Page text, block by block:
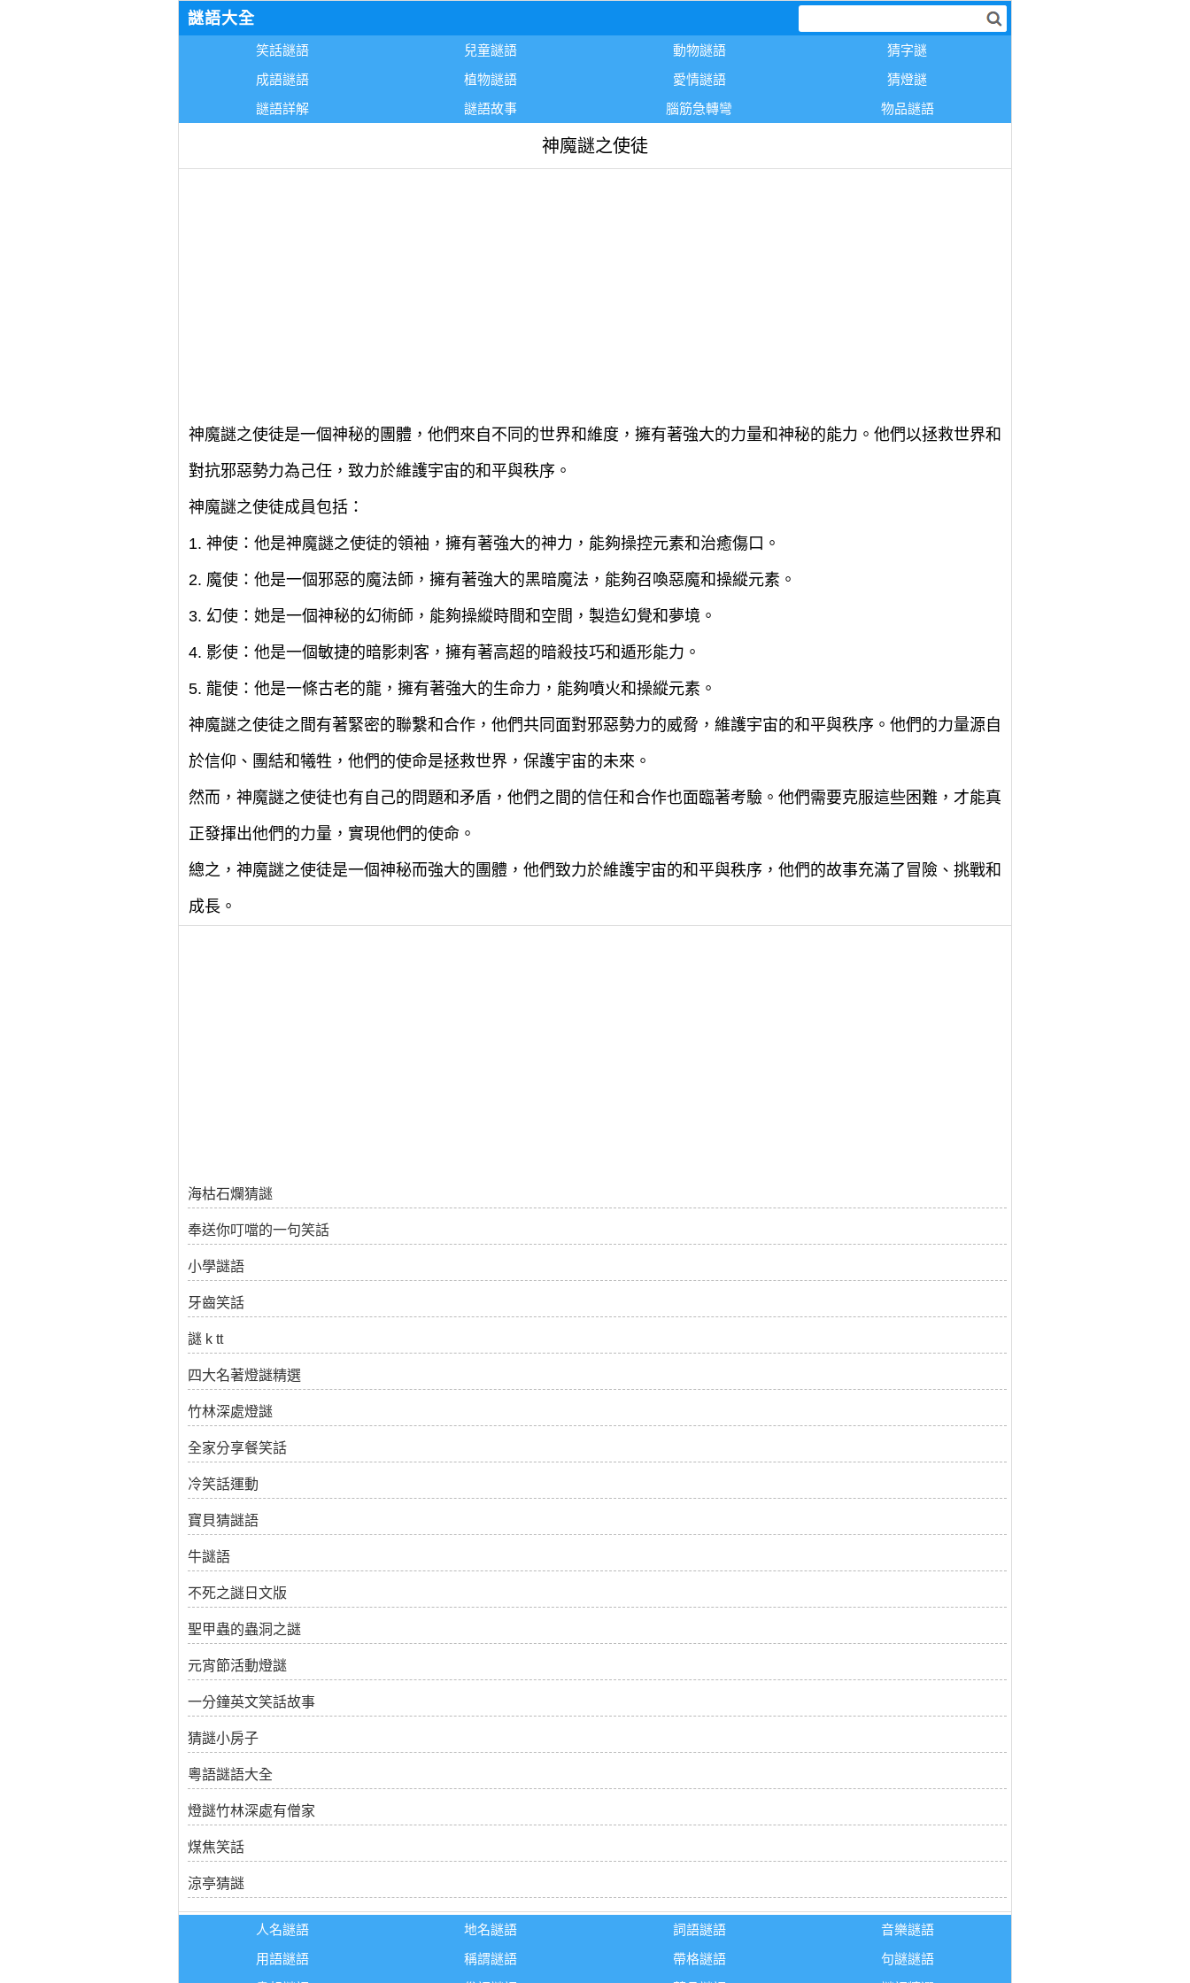
謎語大全
笑話謎語 兒童謎語 動物謎語
猜字謎
成語謎語
植物謎語 愛情謎語
猜燈謎
謎語詳解
謎語故事 腦筋急轉彎 物品謎語
神魔謎之使徒
神魔謎之使徒是一個神秘的團體，他們來自不同的世界和維度，擁有著強大的力量和神秘的能力。他們以拯救世界和
對抗邪惡勢力為己任，致力於維護宇宙的和平與秩序。
神魔謎之使徒成員包括：
1. 神使：他是神魔謎之使徒的領袖，擁有著強大的神力，能夠操控元素和治癒傷口。
2. 魔使：他是一個邪惡的魔法師，擁有著強大的黑暗魔法，能夠召喚惡魔和操縱元素。
3. 幻使：她是一個神秘的幻術師，能夠操縱時間和空間，製造幻覺和夢境。
4. 影使：他是一個敏捷的暗影刺客，擁有著高超的暗殺技巧和遁形能力。
5. 龍使：他是一條古老的龍，擁有著強大的生命力，能夠噴火和操縱元素。
神魔謎之使徒之間有著緊密的聯繫和合作，他們共同面對邪惡勢力的威脅，維護宇宙的和平與秩序。他們的力量源自
於信仰、團結和犧牲，他們的使命是拯救世界，保護宇宙的未來。
然而，神魔謎之使徒也有自己的問題和矛盾，他們之間的信任和合作也面臨著考驗。他們需要克服這些困難，才能真
正發揮出他們的力量，實現他們的使命。
總之，神魔謎之使徒是一個神秘而強大的團體，他們致力於維護宇宙的和平與秩序，他們的故事充滿了冒險、挑戰和
成長。
海枯石爛猜謎
奉送你叮噹的一句笑話
小學謎語
牙齒笑話
謎 k tt
四大名著燈謎精選
竹林深處燈謎
全家分享餐笑話
冷笑話運動
寶貝猜謎語
牛謎語
不死之謎日文版
聖甲蟲的蟲洞之謎
元宵節活動燈謎
一分鐘英文笑話故事
猜謎小房子
粵語謎語大全
燈謎竹林深處有僧家
煤焦笑話
涼亭猜謎
人名謎語 地名謎語 詞語謎語
音樂謎語
用語謎語
稱謂謎語 帶格謎語
句謎謎語